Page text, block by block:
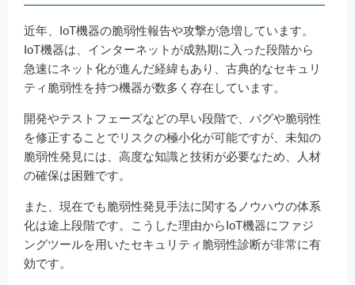
近年、IoT機器の脆弱性報告や攻撃が急増しています。
IoT機器は、インターネットが成熟期に入った段階から
急速にネット化が進んだ経緯もあり、古典的なセキュリ
ティ脆弱性を持つ機器が数多く存在しています。
開発やテストフェーズなどの早い段階で、バグや脆弱性
を修正することでリスクの極小化が可能ですが、未知の
脆弱性発見には、高度な知識と技術が必要なため、人材
の確保は困難です。
また、現在でも脆弱性発見手法に関するノウハウの体系
化は途上段階です。こうした理由からIoT機器にファジ
ングツールを用いたセキュリティ脆弱性診断が非常に有
効です。